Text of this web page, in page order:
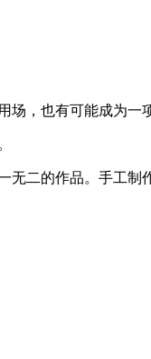
，也有可能成为一
二的作品。手工制